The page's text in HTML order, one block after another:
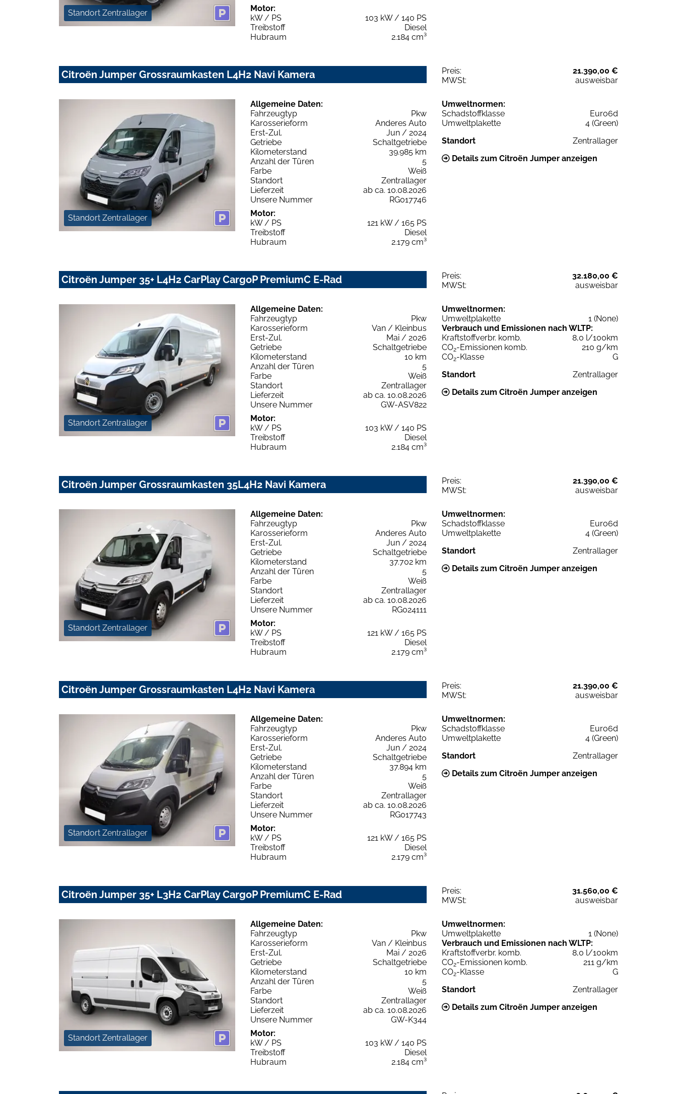
Standort Zentrallager
Motor:
kW / PS
103 kW / 140 PS
Treibstoff
Diesel
Hubraum
2.184 cm³
Citroën Jumper Grossraumkasten L4H2 Navi Kamera Preis:
21.390,00 €
MWSt:
ausweisbar
Standort Zentrallager
Allgemeine Daten:
Fahrzeugtyp
Pkw
Karosserieform
Anderes Auto
Erst-Zul.
Jun / 2024
Getriebe
Schaltgetriebe
Kilometerstand
39.985 km
Anzahl der Türen
5
Farbe
Weiß
Standort
Zentrallager
Lieferzeit
ab ca. 10.08.2026
Unsere Nummer
RG017746
Motor:
kW / PS
121 kW / 165 PS
Treibstoff
Diesel
Hubraum
2.179 cm³
Umweltnormen:
Schadstoffklasse
Euro6d
Umweltplakette
4 (Green)
Standort
Zentrallager
Details zum Citroën Jumper anzeigen
Citroën Jumper 35+ L4H2 CarPlay CargoP PremiumC E-Rad Preis:
32.180,00 €
MWSt:
ausweisbar
Standort Zentrallager
Allgemeine Daten:
Fahrzeugtyp
Pkw
Karosserieform
Van / Kleinbus
Erst-Zul.
Mai / 2026
Getriebe
Schaltgetriebe
Kilometerstand
10 km
Anzahl der Türen
5
Farbe
Weiß
Standort
Zentrallager
Lieferzeit
ab ca. 10.08.2026
Unsere Nummer
GW-ASV822
Motor:
kW / PS
103 kW / 140 PS
Treibstoff
Diesel
Hubraum
2.184 cm³
Umweltnormen:
Umweltplakette
1 (None)
Verbrauch und Emissionen nach WLTP:
Kraftstoffverbr. komb.
8,0 l/100km
CO2-Emissionen komb.
210 g/km
CO2-Klasse
G
Standort
Zentrallager
Details zum Citroën Jumper anzeigen
Citroën Jumper Grossraumkasten 35L4H2 Navi Kamera Preis:
21.390,00 €
MWSt:
ausweisbar
Standort Zentrallager
Allgemeine Daten:
Fahrzeugtyp
Pkw
Karosserieform
Anderes Auto
Erst-Zul.
Jun / 2024
Getriebe
Schaltgetriebe
Kilometerstand
37.702 km
Anzahl der Türen
5
Farbe
Weiß
Standort
Zentrallager
Lieferzeit
ab ca. 10.08.2026
Unsere Nummer
RG024111
Motor:
kW / PS
121 kW / 165 PS
Treibstoff
Diesel
Hubraum
2.179 cm³
Umweltnormen:
Schadstoffklasse
Euro6d
Umweltplakette
4 (Green)
Standort
Zentrallager
Details zum Citroën Jumper anzeigen
Citroën Jumper Grossraumkasten L4H2 Navi Kamera Preis:
21.390,00 €
MWSt:
ausweisbar
Standort Zentrallager
Allgemeine Daten:
Fahrzeugtyp
Pkw
Karosserieform
Anderes Auto
Erst-Zul.
Jun / 2024
Getriebe
Schaltgetriebe
Kilometerstand
37.894 km
Anzahl der Türen
5
Farbe
Weiß
Standort
Zentrallager
Lieferzeit
ab ca. 10.08.2026
Unsere Nummer
RG017743
Motor:
kW / PS
121 kW / 165 PS
Treibstoff
Diesel
Hubraum
2.179 cm³
Umweltnormen:
Schadstoffklasse
Euro6d
Umweltplakette
4 (Green)
Standort
Zentrallager
Details zum Citroën Jumper anzeigen
Citroën Jumper 35+ L3H2 CarPlay CargoP PremiumC E-Rad Preis:
31.560,00 €
MWSt:
ausweisbar
Standort Zentrallager
Allgemeine Daten:
Fahrzeugtyp
Pkw
Karosserieform
Van / Kleinbus
Erst-Zul.
Mai / 2026
Getriebe
Schaltgetriebe
Kilometerstand
10 km
Anzahl der Türen
5
Farbe
Weiß
Standort
Zentrallager
Lieferzeit
ab ca. 10.08.2026
Unsere Nummer
GW-K344
Motor:
kW / PS
103 kW / 140 PS
Treibstoff
Diesel
Hubraum
2.184 cm³
Umweltnormen:
Umweltplakette
1 (None)
Verbrauch und Emissionen nach WLTP:
Kraftstoffverbr. komb.
8,0 l/100km
CO2-Emissionen komb.
211 g/km
CO2-Klasse
G
Standort
Zentrallager
Details zum Citroën Jumper anzeigen